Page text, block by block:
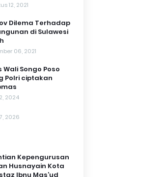
12, 2021
Dilema Terhadap
di Sulawesi
06, 2021
Wali Songo Poso
Polri ciptakan
2024
2026
Kepengurusan
Husnayain Kota
Ibnu Mas’ud